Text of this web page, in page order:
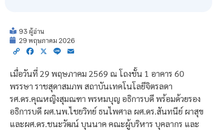
93 ผู้อ่าน
29 พฤษภาคม 2026
Copy Facebook
X Line
เมื่อวันที่ 29 พฤษภาคม 2569 ณ โถงชั้น 1 อาคาร 60
พรรษา ราชสุดาสมภพ สถาบันเทคโนโลยีจิตรลดา
รศ.ดร.คุณหญิงสุมณฑา พรหมบุญ อธิการบดี พร้อมด้วยรอง
อธิการบดี ผศ.นพ.ไชยวิทย์ ธนไพศาล ผศ.ดร.สันทนีย์ ผาสุข
และผศ.ดร.ชนะวัฒน์ บุนนาค คณะผู้บริหาร บุคลากร และ